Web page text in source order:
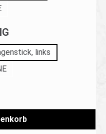
links
gewünschten